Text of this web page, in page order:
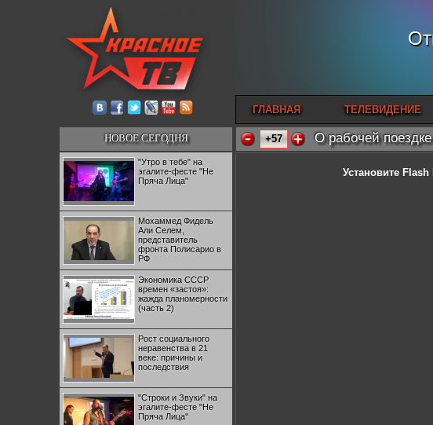
ГЛАВНАЯ ТЕЛЕВИДЕНИЕ
НОВОЕ СЕГОДНЯ
"Утро в тебе" на
эгалите-фесте "Не
Пряча Лица"
Мохаммед Фидель
Али Селем,
представитель
фронта Полисарио в
РФ
Экономика СССР
времен «застоя»:
жажда планомерности
(часть 2)
Рост социального
неравенства в 21
веке: причины и
последствия
"Строки и Звуки" на
эгалите-фесте "Не
Пряча Лица"
+57 О рабочей
Установите Flash